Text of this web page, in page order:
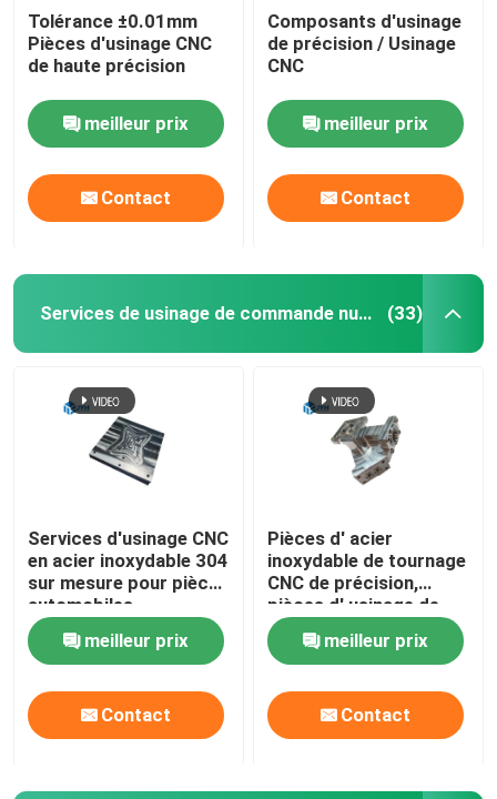
Services d'extrusion de l'aluminium
Services d'électroérosion à fil
Services de traitement de surface
Tolérance ±0.01mm
Pièces d'usinage CNC
de haute précision
meilleur prix
Contact
Composants d'usinage
de précision / Usinage
CNC
meilleur prix
Contact
Services de usinage de commande numérique par ordinateur d'acier inoxydable (33)
Services d'usinage CNC
en acier inoxydable 304
sur mesure pour pièces
automobiles
meilleur prix
Contact
Pièces d' acier
inoxydable de tournage
CNC de précision,
pièces d' usinage de
précision sur mesure
meilleur prix
Contact